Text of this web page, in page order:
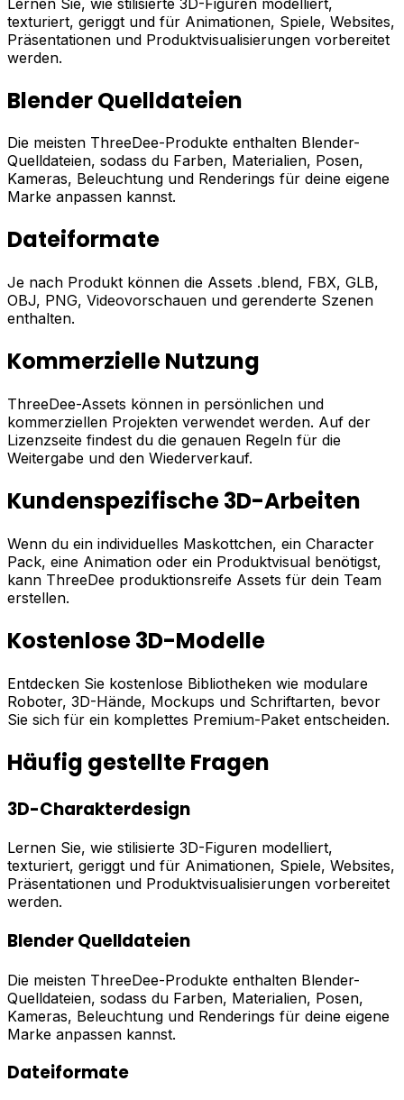
texturiert, geriggt und für Animationen, Spiele, Websites,
Präsentationen und Produktvisualisierungen vorbereitet
werden.
Blender Quelldateien
Die meisten ThreeDee-Produkte enthalten Blender-
Quelldateien, sodass du Farben, Materialien, Posen,
Kameras, Beleuchtung und Renderings für deine eigene
Marke anpassen kannst.
Dateiformate
Je nach Produkt können die Assets .blend, FBX, GLB,
OBJ, PNG, Videovorschauen und gerenderte Szenen
enthalten.
Kommerzielle Nutzung
ThreeDee-Assets können in persönlichen und
kommerziellen Projekten verwendet werden. Auf der
Lizenzseite findest du die genauen Regeln für die
Weitergabe und den Wiederverkauf.
Kundenspezifische 3D-Arbeiten
Wenn du ein individuelles Maskottchen, ein Character
Pack, eine Animation oder ein Produktvisual benötigst,
kann ThreeDee produktionsreife Assets für dein Team
erstellen.
Kostenlose 3D-Modelle
Entdecken Sie kostenlose Bibliotheken wie modulare
Roboter, 3D-Hände, Mockups und Schriftarten, bevor
Sie sich für ein komplettes Premium-Paket entscheiden.
Häufig gestellte Fragen
3D-Charakterdesign
Lernen Sie, wie stilisierte 3D-Figuren modelliert,
texturiert, geriggt und für Animationen, Spiele, Websites,
Präsentationen und Produktvisualisierungen vorbereitet
werden.
Blender Quelldateien
Die meisten ThreeDee-Produkte enthalten Blender-
Quelldateien, sodass du Farben, Materialien, Posen,
Kameras, Beleuchtung und Renderings für deine eigene
Marke anpassen kannst.
Dateiformate